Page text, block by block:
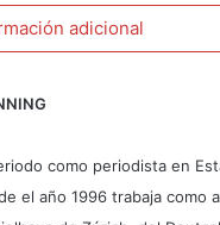
adicional
como periodista en
el año 1996 trabaja